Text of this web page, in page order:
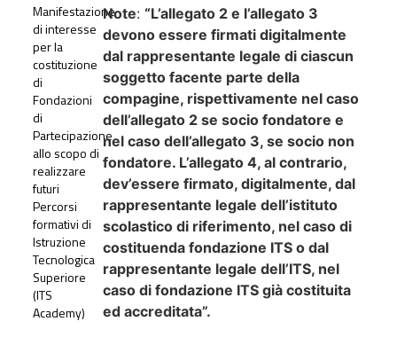
Manifestazione
di interesse
per la
costituzione
di
Fondazioni
di
Partecipazione
allo scopo di
realizzare
futuri
Percorsi
formativi di
Istruzione
Tecnologica
Superiore
(ITS
Academy)
Note: “L’allegato 2 e l’allegato 3
devono essere firmati digitalmente
dal rappresentante legale di ciascun
soggetto facente parte della
compagine, rispettivamente nel caso
dell’allegato 2 se socio fondatore e
nel caso dell’allegato 3, se socio non
fondatore. L’allegato 4, al contrario,
dev’essere firmato, digitalmente, dal
rappresentante legale dell’istituto
scolastico di riferimento, nel caso di
costituenda fondazione ITS o dal
rappresentante legale dell’ITS, nel
caso di fondazione ITS già costituita
ed accreditata”.